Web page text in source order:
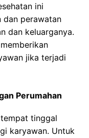
ini
dan perawatan
dan keluarganya.
jika terjadi
Perumahan
tinggal
karyawan. Untuk